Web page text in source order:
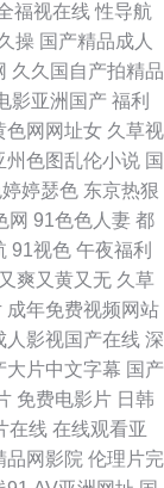
导航网 精品玖玖 午
国产白丝自慰91 国
一区二区 91茄子桃
黑丝 青青草av 操少
九一亚瑟视频 少妇
外漏出 午夜伦理剧
电影片 狠狠操网站
女同互怼互操 九九
福视在线 性导航
操 国产精品成人
久久国自产拍精品
影亚洲国产 福利
色网网址女 久草视
州色图乱伦小说 国
婷瑟色 东京热狠
网 91色色人妻 都
91视色 午夜福利
爽又黄又无 久草
成年免费视频网站
人影视国产在线 深
大片中文字幕 国产
免费电影片 日韩
在线 在线观看亚
品网影院 伦理片完